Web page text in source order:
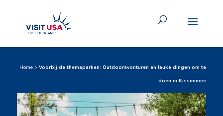
Home >Voorbij de themaparken: Outdooravonturen en leuke dingen om te
doen in Kissimmee